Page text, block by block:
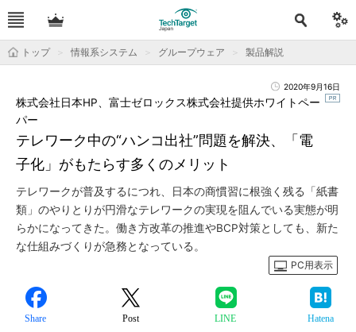
トップ 情報系システム グループウェア 製品解説
2020年9月16日
テレワーク中の“ハンコ出社”問題を解決、「電
子化」がもたらす多くのメリット
株式会社日本HP、富士ゼロックス株式会社提供ホワイトペー
パー
テレワークが普及するにつれ、日本の商慣習に根強く残る「紙書
類」のやりとりが円滑なテレワークの実現を阻んでいる実態が明
らかになってきた。働き方改革の推進やBCP対策としても、新た
な仕組みづくりが急務となっている。
PC用表示
Share Post LINE Hatena